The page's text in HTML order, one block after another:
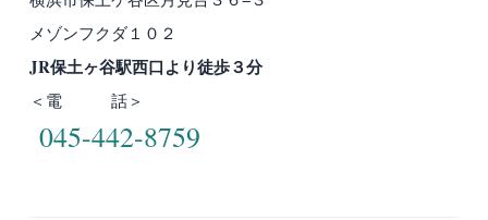
メゾンフクダ１０２
JR保土ヶ谷駅西口より徒歩３分
＜電 話＞
045-442-8759